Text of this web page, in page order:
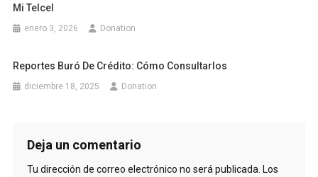
Mi Telcel
enero 3, 2026 Donation
Reportes Buró De Crédito: Cómo Consultarlos
diciembre 18, 2025 Donation
Deja un comentario
Tu dirección de correo electrónico no será publicada. Los